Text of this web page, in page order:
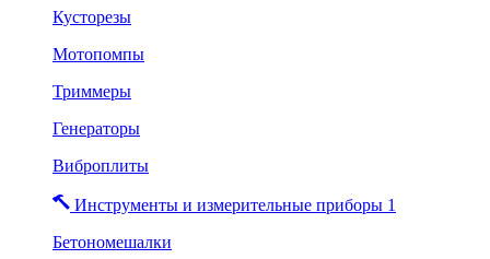
Кусторезы
Мотопомпы
Триммеры
Генераторы
Виброплиты
Инструменты и измерительные приборы 1
Бетономешалки